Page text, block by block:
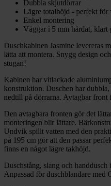
Dubbla skjutdörrar
Lägre totalhöjd - perfekt för
Enkel montering
Väggar i 5 mm härdat, klart
Duschkabinen Jasmine levereras
lätta att montera. Snygg design
stugan!
Kabinen har vitlackade
konstruktion. Duschen har
nedtill på dörrarna. Avtagbar front
Den avtagbara fronten gör det
monteringen blir lättare.
Undvik spillt vatten med den
på 195 cm gör att den passar
finns en något lägre takhöjd.
Duschstång, slang och handdusch
Anpassad för duschblandare med